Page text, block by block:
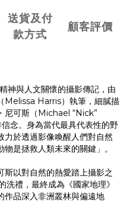
送貨及付
款方式
顧客評價
神與人文關懷的攝影傳記，由
Melissa Harris）執筆，細膩描
尼可斯（Michael “Nick”
念。身為當代最具代表性的野
力於透過影像喚醒人們對自然
是拯救人類未來的關鍵」。
以對自然的熱愛踏上攝影之
禮，最終成為《國家地理》
作品深入非洲叢林與偏遠地